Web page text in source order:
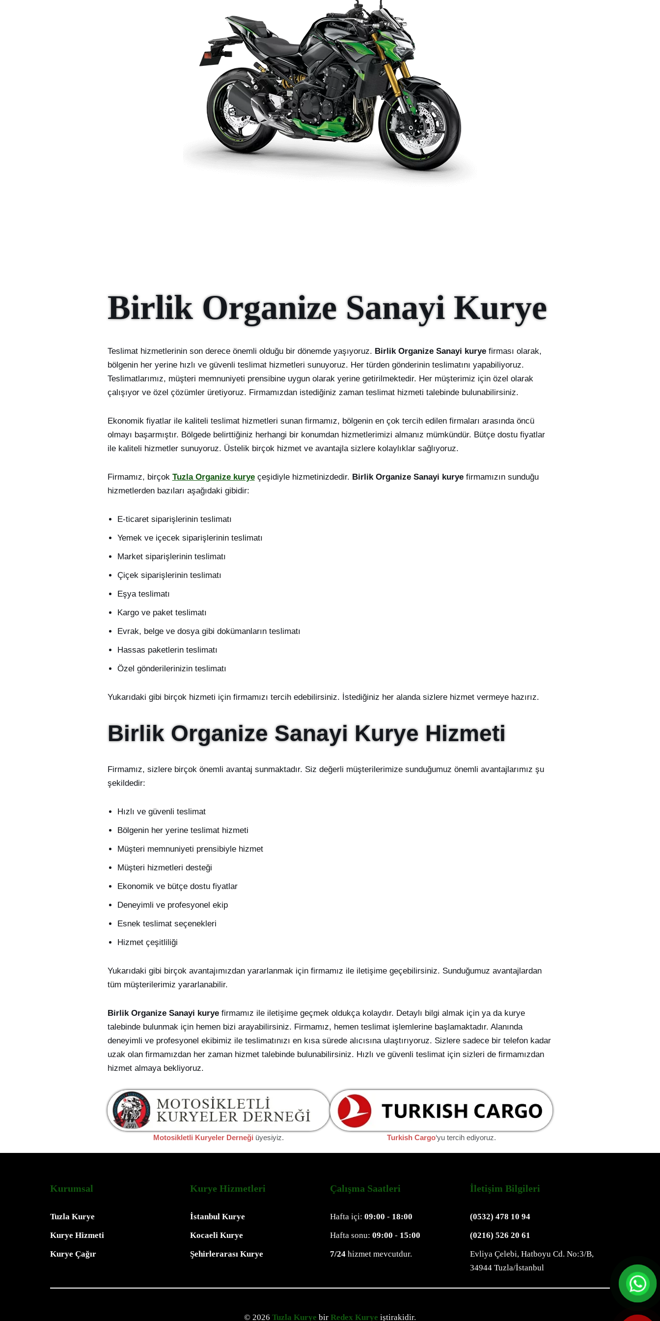
Birlik Organize Sanayi Kurye
Teslimat hizmetlerinin son derece önemli olduğu bir dönemde yaşıyoruz. Birlik Organize Sanayi kurye firması olarak,
bölgenin her yerine hızlı ve güvenli teslimat hizmetleri sunuyoruz. Her türden gönderinin teslimatını yapabiliyoruz.
Teslimatlarımız, müşteri memnuniyeti prensibine uygun olarak yerine getirilmektedir. Her müşterimiz için özel olarak
çalışıyor ve özel çözümler üretiyoruz. Firmamızdan istediğiniz zaman teslimat hizmeti talebinde bulunabilirsiniz.
Ekonomik fiyatlar ile kaliteli teslimat hizmetleri sunan firmamız, bölgenin en çok tercih edilen firmaları arasında öncü
olmayı başarmıştır. Bölgede belirttiğiniz herhangi bir konumdan hizmetlerimizi almanız mümkündür. Bütçe dostu fiyatlar
ile kaliteli hizmetler sunuyoruz. Üstelik birçok hizmet ve avantajla sizlere kolaylıklar sağlıyoruz.
Firmamız, birçok Tuzla Organize kuryeçeşidiyle hizmetinizdedir. Birlik Organize Sanayi kurye firmamızın sunduğu
hizmetlerden bazıları aşağıdaki gibidir:
E-ticaret siparişlerinin teslimatı
Yemek ve içecek siparişlerinin teslimatı
Market siparişlerinin teslimatı
Çiçek siparişlerinin teslimatı
Eşya teslimatı
Kargo ve paket teslimatı
Evrak, belge ve dosya gibi dokümanların teslimatı
Hassas paketlerin teslimatı
Özel gönderilerinizin teslimatı
Yukarıdaki gibi birçok hizmeti için firmamızı tercih edebilirsiniz. İstediğiniz her alanda sizlere hizmet vermeye hazırız.
Birlik Organize Sanayi Kurye Hizmeti
Firmamız, sizlere birçok önemli avantaj sunmaktadır. Siz değerli müşterilerimize sunduğumuz önemli avantajlarımız şu
şekildedir:
Hızlı ve güvenli teslimat
Bölgenin her yerine teslimat hizmeti
Müşteri memnuniyeti prensibiyle hizmet
Müşteri hizmetleri desteği
Ekonomik ve bütçe dostu fiyatlar
Deneyimli ve profesyonel ekip
Esnek teslimat seçenekleri
Hizmet çeşitliliği
Yukarıdaki gibi birçok avantajımızdan yararlanmak için firmamız ile iletişime geçebilirsiniz. Sunduğumuz avantajlardan
tüm müşterilerimiz yararlanabilir.
Birlik Organize Sanayi kurye firmamız ile iletişime geçmek oldukça kolaydır. Detaylı bilgi almak için ya da kurye
talebinde bulunmak için hemen bizi arayabilirsiniz. Firmamız, hemen teslimat işlemlerine başlamaktadır. Alanında
deneyimli ve profesyonel ekibimiz ile teslimatınızı en kısa sürede alıcısına ulaştırıyoruz. Sizlere sadece bir telefon kadar
uzak olan firmamızdan her zaman hizmet talebinde bulunabilirsiniz. Hızlı ve güvenli teslimat için sizleri de firmamızdan
hizmet almaya bekliyoruz.
Motosikletli Kuryeler Derneği üyesiyiz. Turkish Cargo‘yu tercih ediyoruz.
Kurumsal
Tuzla Kurye
Kurye Hizmeti
Kurye Çağır
Kurye Hizmetleri
İstanbul Kurye
Kocaeli Kurye
Şehirlerarası Kurye
Çalışma Saatleri
Hafta içi: 09:00 - 18:00
Hafta sonu: 09:00 - 15:00
7/24 hizmet mevcutdur.
İletişim Bilgileri
(0532) 478 10 94
(0216) 526 20 61
Evliya Çelebi, Hatboyu Cd. No:3/B,
34944 Tuzla/İstanbul
© 2026 Tuzla Kurye bir Redex Kurye iştirakidir.